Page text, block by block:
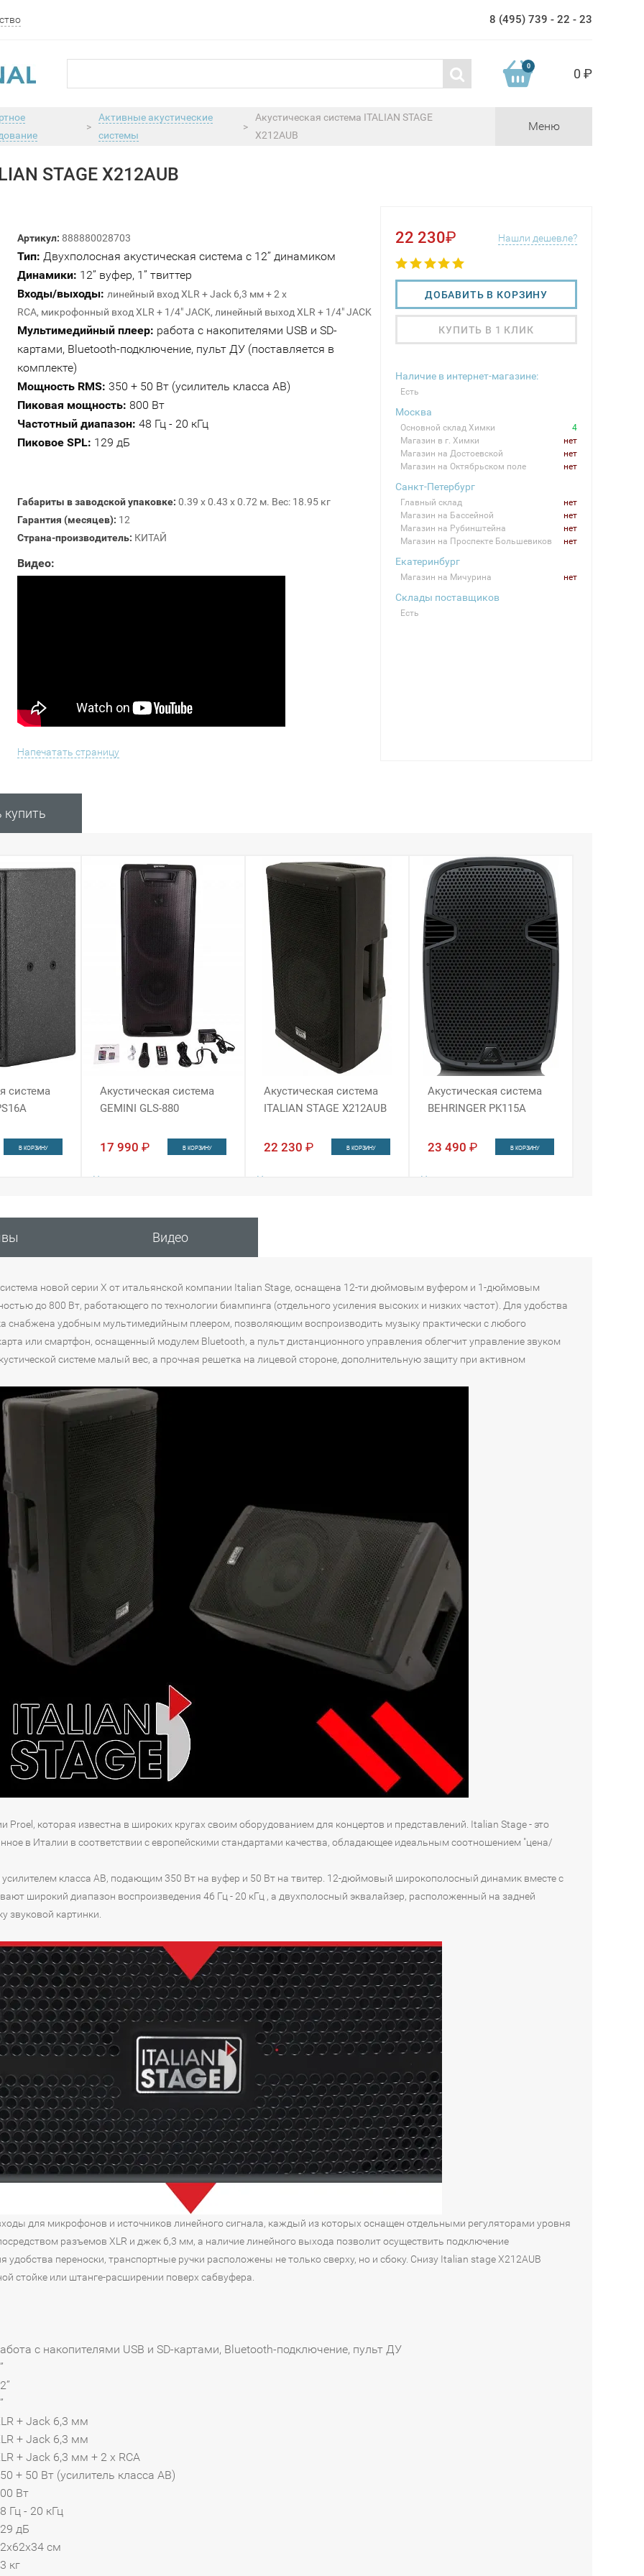
8 (495) 739 - 22 - 23
0 0 ₽
>
Активные акустические
системы
>
Акустическая система ITALIAN STAGE
X212AUB
Меню
STAGE X212AUB
Артикул: 888880028703
Тип: Двухполосная акустическая система с 12’’ динамиком
Динамики: 12’’ вуфер, 1” твиттер
Входы/выходы: линейный вход XLR + Jack 6,3 мм + 2 x
RCA, микрофонный вход XLR + 1/4" JACK, линейный выход XLR + 1/4" JACK
Мультимедийный плеер: работа с накопителями USB и SD-
картами, Bluetooth-подключение, пульт ДУ (поставляется в
комплекте)
Мощность RMS: 350 + 50 Вт (усилитель класса AB)
Пиковая мощность: 800 Вт
Частотный диапазон: 48 Гц - 20 кГц
Пиковое SPL: 129 дБ
Габариты в заводской упаковке: 0.39 x 0.43 x 0.72 м. Вес: 18.95 кг
Гарантия (месяцев): 12
Страна-производитель: КИТАЙ
Видео:
Напечатать страницу
22 230₽ Нашли дешевле?
ДОБАВИТЬ В КОРЗИНУ
КУПИТЬ В 1 КЛИК
Наличие в интернет-магазине:
Есть
Москва
Основной склад Химки
4
Магазин в г. Химки
нет
Магазин на Достоевской
нет
Магазин на Октябрьском поле
нет
Санкт-Петербург
Главный склад
нет
Магазин на Бассейной
нет
Магазин на Рубинштейна
нет
Магазин на Проспекте Большевиков
нет
Екатеринбург
Магазин на Мичурина нет
Склады поставщиков
Есть
купить
система
В КОРЗИНУ
Акустическая система
GEMINI GLS-880
17 990 ₽ В КОРЗИНУ
Наличие:
Интернет-магазин
Акустическая система
ITALIAN STAGE X212AUB
22 230 ₽ В КОРЗИНУ
Наличие:
Акустическая система
BEHRINGER PK115A
23 490 ₽ В КОРЗИНУ
Наличие:
Видео
система новой серии X от итальянской компании Italian Stage, оснащена 12-ти дюймовым вуфером и 1-дюймовым
до 800 Вт, работающего по технологии биампинга (отдельного усиления высоких и низких частот). Для удобства
снабжена удобным мультимедийным плеером, позволяющим воспроизводить музыку практически с любого
или смартфон, оснащенный модулем Bluetooth, а пульт дистанционного управления облегчит управление звуком
системе малый вес, а прочная решетка на лицевой стороне, дополнительную защиту при активном
Proel, которая известна в широких кругах своим оборудованием для концертов и представлений. Italian Stage - это
в Италии в соответствии с европейскими стандартами качества, обладающее идеальным соотношением "цена/
класса АВ, подающим 350 Вт на вуфер и 50 Вт на твитер. 12-дюймовый широкополосный динамик вместе с
широкий диапазон воспроизведения 46 Гц - 20 кГц , а двухполосный эквалайзер, расположенный на задней
звуковой картинки.
для микрофонов и источников линейного сигнала, каждый из которых оснащен отдельными регуляторами уровня
разъемов XLR и джек 6,3 мм, а наличие линейного выхода позволит осуществить подключение
удобства переноски, транспортные ручки расположены не только сверху, но и сбоку. Снизу Italian stage X212AUB
стойке или штанге-расширении поверх сабвуфера.
с накопителями USB и SD-картами, Bluetooth-подключение, пульт ДУ
+ Jack 6,3 мм
+ Jack 6,3 мм
+ Jack 6,3 мм + 2 x RCA
+ 50 Вт (усилитель класса AB)
Вт
Гц - 20 кГц
дБ
см
кг